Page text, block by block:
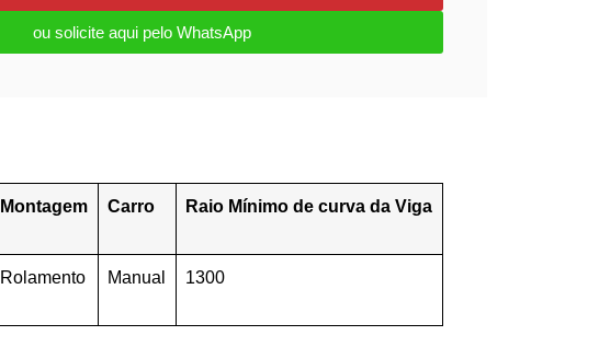
ou solicite aqui pelo WhatsApp
Montagem Carro Raio Mínimo de curva da Viga
Rolamento Manual 1300